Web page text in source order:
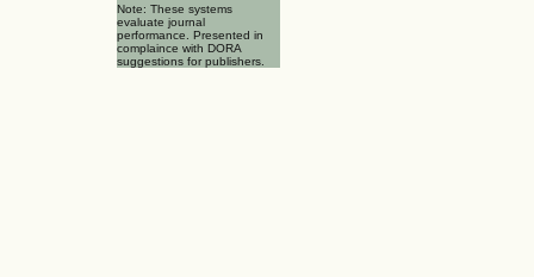
Note: These systems
evaluate journal
performance. Presented in
complaince with DORA
suggestions for publishers.